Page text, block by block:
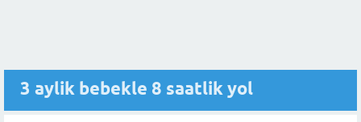
3 aylik bebekle 8 saatlik yol